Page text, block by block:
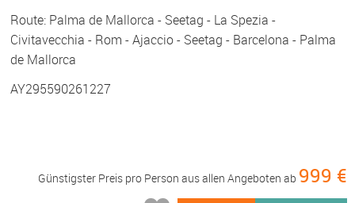
Route: Palma de Mallorca - Seetag - La Spezia -
Civitavecchia - Rom - Ajaccio - Seetag - Barcelona - Palma
de Mallorca
AY295590261227
Günstigster Preis pro Person aus allen Angeboten ab 999 €